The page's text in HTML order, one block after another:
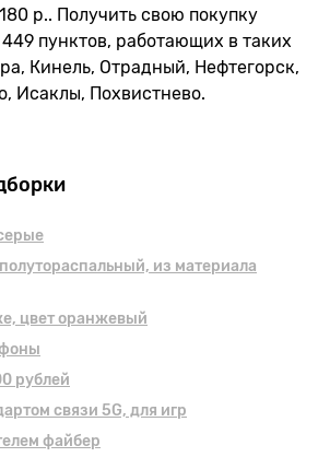
р.. Получить свою покупку
пунктов, работающих в таких
Кинель, Отрадный, Нефтегорск,
Исаклы, Похвистнево.
из материала
цвет оранжевый
рублей
связи 5G, для игр
файбер